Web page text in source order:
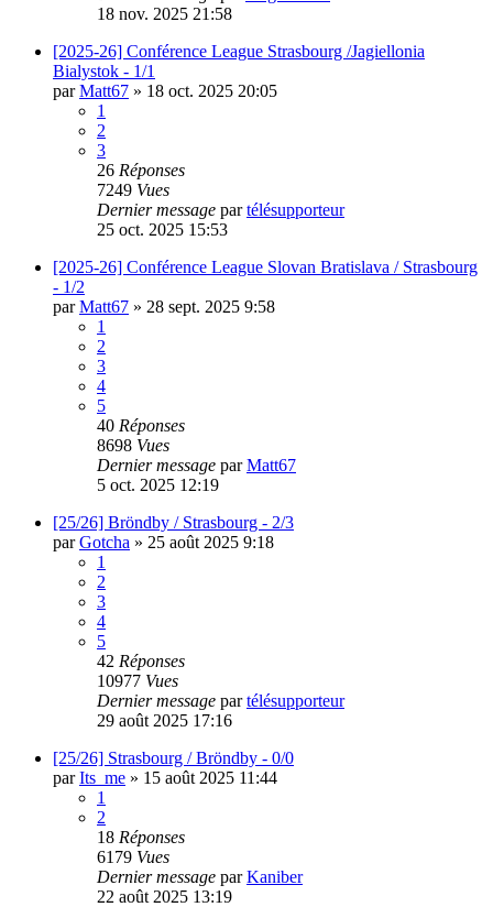
18 nov. 2025 21:58
[2025-26] Conférence League Strasbourg /Jagiellonia
Bialystok - 1/1
parMatt67 » 18 oct. 2025 20:05
1
2
3
26 Réponses
7249 Vues
Dernier message partélésupporteur
25 oct. 2025 15:53
[2025-26] Conférence League Slovan Bratislava / Strasbourg
- 1/2
parMatt67 » 28 sept. 2025 9:58
1
2
3
4
5
40 Réponses
8698 Vues
Dernier message parMatt67
5 oct. 2025 12:19
[25/26] Bröndby / Strasbourg - 2/3
parGotcha » 25 août 2025 9:18
1
2
3
4
5
42 Réponses
10977 Vues
Dernier message partélésupporteur
29 août 2025 17:16
[25/26] Strasbourg / Bröndby - 0/0
parIts_me » 15 août 2025 11:44
1
2
18 Réponses
6179 Vues
Dernier message parKaniber
22 août 2025 13:19